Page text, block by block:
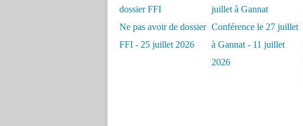
Ne pas avoir de dossier
FFI - 25 juillet 2026
Conférence le 27 juillet
à Gannat - 11 juillet
2026